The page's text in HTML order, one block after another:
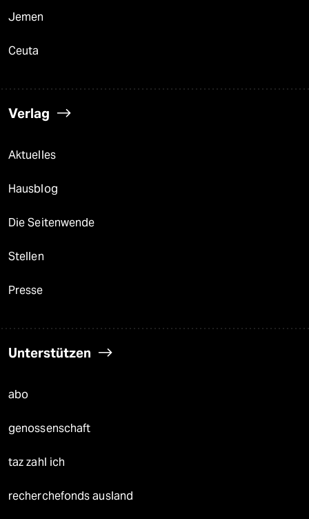
Jemen
Ceuta
Verlag
Aktuelles
Hausblog
Die Seitenwende
Stellen
Presse
Unterstützen
abo
genossenschaft
taz zahl ich
recherchefonds ausland